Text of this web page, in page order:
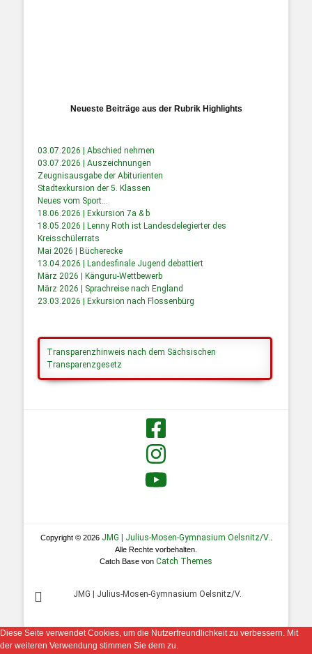
JMG | Julius-Mosen-Gymnasium Oelsnitz/V.
Neueste Beiträge aus der Rubrik Highlights
03.07.2026 | Abschied nehmen
03.07.2026 | Auszeichnungen
Zeugnisausgabe der Abiturienten
Stadtexkursion der 5. Klassen
Neues vom Sport…
18.06.2026 | Exkursion 7a & b
18.05.2026 | Lenny Roth ist Landesdelegierter des
Kreisschülerrats
Mai 2026 | Bücherecke
13.04.2026 | Landesfinale Jugend debattiert
März 2026 | Känguru-Wettbewerb
März 2026 | Sprachreise nach England
23.03.2026 | Exkursion nach Flossenbürg
Transparenzhinweis nach dem Sächsischen
Transparenzgesetz
Copyright © 2026 JMG | Julius-Mosen-Gymnasium Oelsnitz/V.
Alle Rechte vorbehalten.
Catch Base von Catch Themes
Diese Seite verwendet Cookies, um die Nutzerfreundlichkeit zu verbessern. Mit
der weiteren Verwendung stimmen Sie dem zu.